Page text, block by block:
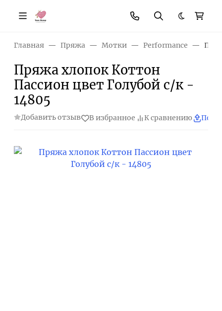
Темная
Главная Пряжа Мотки Performance
Пряжа хлопок Коттон
Пассион цвет Голубой с/к -
14805
Добавить отзыв В избранное К сравнению